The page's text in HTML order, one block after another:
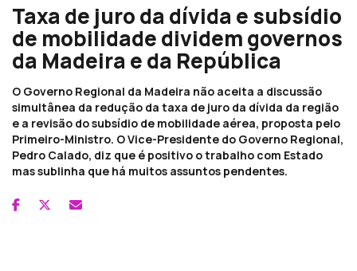
Taxa de juro da dívida e subsídio
de mobilidade dividem governos
da Madeira e da República
O Governo Regional da Madeira não aceita a discussão
simultânea da redução da taxa de juro da dívida da região
e a revisão do subsídio de mobilidade aérea, proposta pelo
Primeiro-Ministro. O Vice-Presidente do Governo Regional,
Pedro Calado, diz que é positivo o trabalho com Estado
mas sublinha que há muitos assuntos pendentes.